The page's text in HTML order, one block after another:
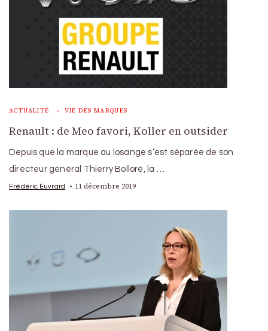
ACTUALITÉ VIE DES MARQUES
Renault : de Meo favori, Koller en outsider
Depuis que la marque au losange s’est séparée de son
directeur général Thierry Bolloré, la …
Frédéric Euvrard 11 décembre 2019